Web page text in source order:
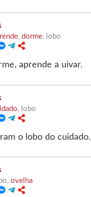
,dorme, lobo
aprende a uivar.
, lobo
o lobo do cuidado.
ovelha